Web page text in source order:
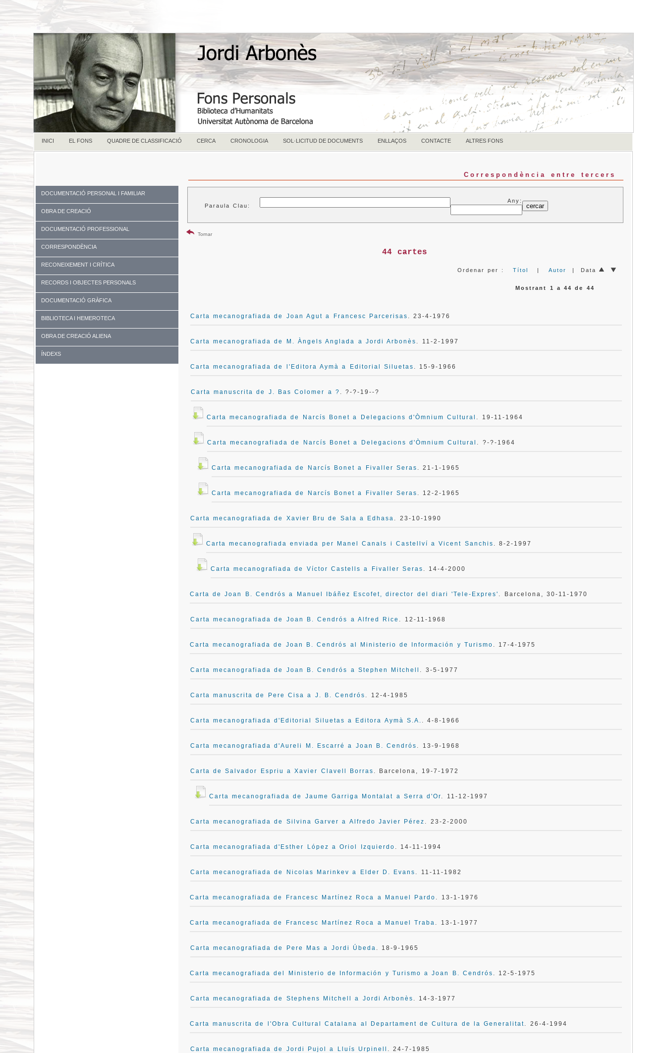
INICI EL FONS QUADRE DE CLASSIFICACIÓ CERCA CRONOLOGIA SOL·LICITUD DE DOCUMENTS ENLLAÇOS CONTACTE ALTRES FONS
DOCUMENTACIÓ PERSONAL I FAMILIAR
OBRA DE CREACIÓ
DOCUMENTACIÓ PROFESSIONAL
CORRESPONDÈNCIA
RECONEIXEMENT I CRÍTICA
RECORDS I OBJECTES PERSONALS
DOCUMENTACIÓ GRÀFICA
BIBLIOTECA I HEMEROTECA
OBRA DE CREACIÓ ALIENA
ÍNDEXS
Correspondència entre tercers
Paraula Clau:
Any:
Tornar
44 cartes
Ordenar per :Títol |Autor | Data
Mostrant 1 a 44 de 44
Carta mecanografiada de Joan Agut a Francesc Parcerisas . 23-4-1976
Carta mecanografiada de M. Àngels Anglada a Jordi Arbonès . 11-2-1997
Carta mecanografiada de l'Editora Aymà a Editorial Siluetas . 15-9-1966
Carta manuscrita de J. Bas Colomer a ? . ?-?-19--?
Carta mecanografiada de Narcís Bonet a Delegacions d'Òmnium Cultural . 19-11-1964
Carta mecanografiada de Narcís Bonet a Delegacions d'Òmnium Cultural . ?-?-1964
Carta mecanografiada de Narcís Bonet a Fivaller Seras . 21-1-1965
Carta mecanografiada de Narcís Bonet a Fivaller Seras . 12-2-1965
Carta mecanografiada de Xavier Bru de Sala a Edhasa . 23-10-1990
Carta mecanografiada enviada per Manel Canals i Castellví a Vicent Sanchis . 8-2-1997
Carta mecanografiada de Víctor Castells a Fivaller Seras . 14-4-2000
Carta de Joan B. Cendrós a Manuel Ibáñez Escofet, director del diari 'Tele-Expres' . Barcelona, 30-11-1970
Carta mecanografiada de Joan B. Cendrós a Alfred Rice . 12-11-1968
Carta mecanografiada de Joan B. Cendrós al Ministerio de Información y Turismo . 17-4-1975
Carta mecanografiada de Joan B. Cendrós a Stephen Mitchell . 3-5-1977
Carta manuscrita de Pere Cisa a J. B. Cendrós . 12-4-1985
Carta mecanografiada d'Editorial Siluetas a Editora Aymà S.A. . 4-8-1966
Carta mecanografiada d'Aureli M. Escarré a Joan B. Cendrós . 13-9-1968
Carta de Salvador Espriu a Xavier Clavell Borras . Barcelona, 19-7-1972
Carta mecanografiada de Jaume Garriga Montalat a Serra d'Or. 11-12-1997
Carta mecanografiada de Silvina Garver a Alfredo Javier Pérez . 23-2-2000
Carta mecanografiada d'Esther López a Oriol Izquierdo . 14-11-1994
Carta mecanografiada de Nicolas Marinkev a Elder D. Evans . 11-11-1982
Carta mecanografiada de Francesc Martínez Roca a Manuel Pardo . 13-1-1976
Carta mecanografiada de Francesc Martínez Roca a Manuel Traba . 13-1-1977
Carta mecanografiada de Pere Mas a Jordi Úbeda . 18-9-1965
Carta mecanografiada del Ministerio de Información y Turismo a Joan B. Cendrós . 12-5-1975
Carta mecanografiada de Stephens Mitchell a Jordi Arbonès . 14-3-1977
Carta manuscrita de l'Obra Cultural Catalana al Departament de Cultura de la Generalitat. 26-4-1994
Carta mecanografiada de Jordi Pujol a Lluís Urpinell . 24-7-1985